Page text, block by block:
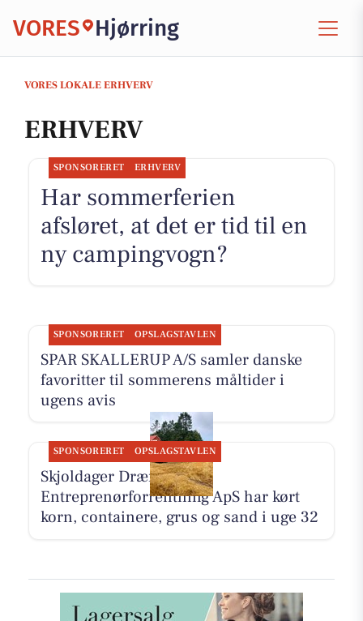
VORES Hjørring
VORES LOKALE ERHVERV
ERHVERV
SPONSORERET ERHVERV
Har sommerferien
afsløret, at det er tid til en
ny campingvogn?
SPONSORERET OPSLAGSTAVLEN
SPAR SKALLERUP A/S samler danske
favoritter til sommerens måltider i
ugens avis
SPONSORERET OPSLAGSTAVLEN
Skjoldager Dræn- &
Entreprenørforrentning ApS har kørt
korn, containere, grus og sand i uge 32